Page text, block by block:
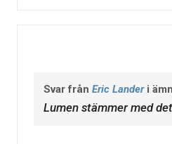
Svar från Eric Landeri
Lumen stämmer med